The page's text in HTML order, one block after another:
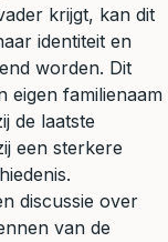
krijgt, kan dit
identiteit en
worden. Dit
eigen familienaam
de laatste
een sterkere
discussie over
van de